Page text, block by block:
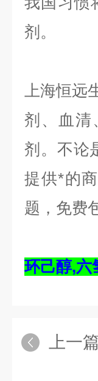
剂。
上海恒远
剂、血清
剂。不论
提供*的
题，免费
环己醇,六
上一